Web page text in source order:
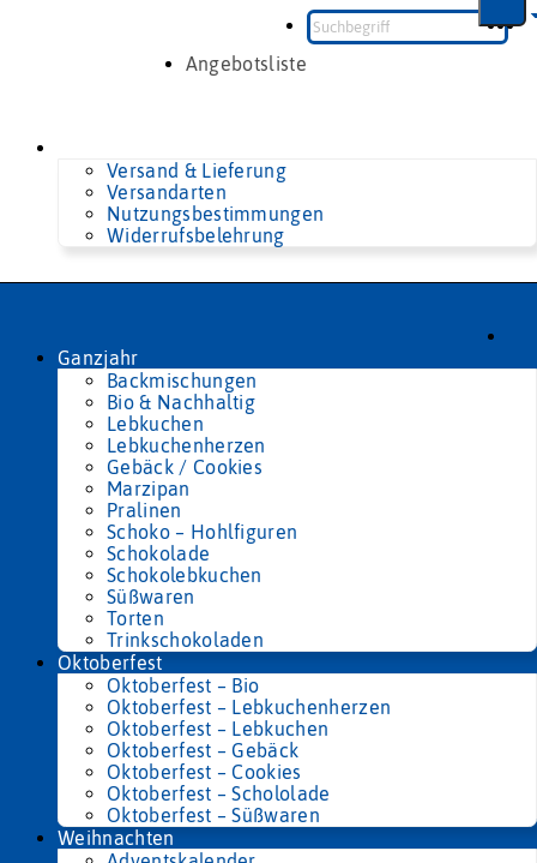
Angebotsliste
Versand & Lieferung
Versandarten
Nutzungsbestimmungen
Widerrufsbelehrung
Ganzjahr
Backmischungen
Bio & Nachhaltig
Lebkuchen
Lebkuchenherzen
Gebäck / Cookies
Marzipan
Pralinen
Schoko – Hohlfiguren
Schokolade
Schokolebkuchen
Süßwaren
Torten
Trinkschokoladen
Oktoberfest
Oktoberfest – Bio
Oktoberfest – Lebkuchenherzen
Oktoberfest – Lebkuchen
Oktoberfest – Gebäck
Oktoberfest – Cookies
Oktoberfest – Schololade
Oktoberfest – Süßwaren
Weihnachten